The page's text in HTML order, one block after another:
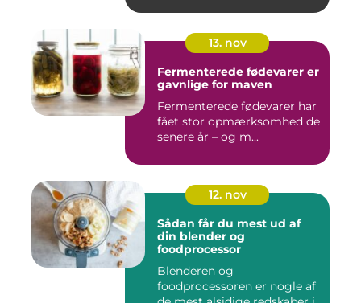
13. nov
Fermenterede fødevarer er
gavnlige for maven
Fermenterede fødevarer har
fået stor opmærksomhed de
senere år – og m...
12. nov
Sådan får du mest ud af
din blender og
foodprocessor
Blenderen og
foodprocessoren er nogle af